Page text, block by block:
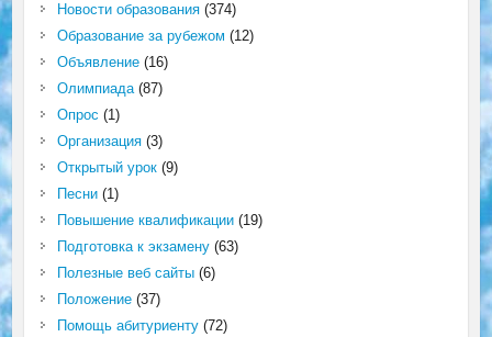
Новости образования(374)
Образование за рубежом (12)
Объявление(16)
Олимпиада(87)
Опрос (1)
Организация(3)
Открытый урок(9)
Песни(1)
Повышение квалификации(19)
Подготовка к экзамену(63)
Полезные веб сайты(6)
Положение(37)
Помощь абитуриенту(72)